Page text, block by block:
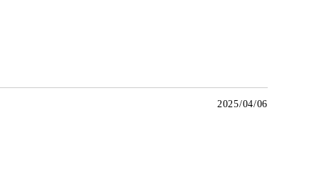
2025/04/06